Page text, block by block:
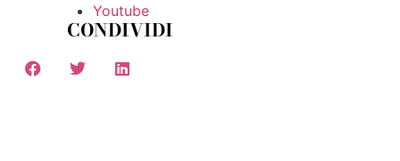
Youtube
CONDIVIDI